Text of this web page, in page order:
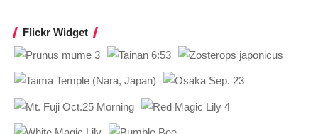
Flickr Widget